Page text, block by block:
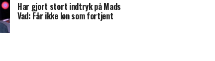
Har gjort stort indtryk på Mads
Vad: Får ikke løn som fortjent